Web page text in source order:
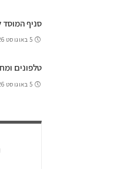
סניף
5 באוגוסט 2026
טלפונים
5 באוגוסט 2026